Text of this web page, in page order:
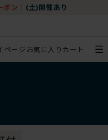
ポン (土)開催あり
ページ お気に入り カート